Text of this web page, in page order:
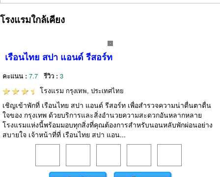
โรงแรมใกล้เคียง
เรือนไทย สปา แอนด์ รีสอร์ท
คะแนน : 7.7 รีวิว : 3
โรงแรม กรุงเทพ, ประเทศไทย
เชิญเข้าพักที่ เรือนไทย สปา แอนด์ รีสอร์ท เพื่อสำรวจความน่าตื่นตาตื่น
ใจของ กรุงเทพ ด้วยบริการและสิ่งอำนวยความสะดวกอันหลากหลาย
โรงแรมแห่งนี้พร้อมมอบทุกสิ่งที่คุณต้องการสำหรับนอนหลับพักผ่อนอย่าง
สบายใจ เจ้าหน้าที่ที่ เรือนไทย สปา แอน...